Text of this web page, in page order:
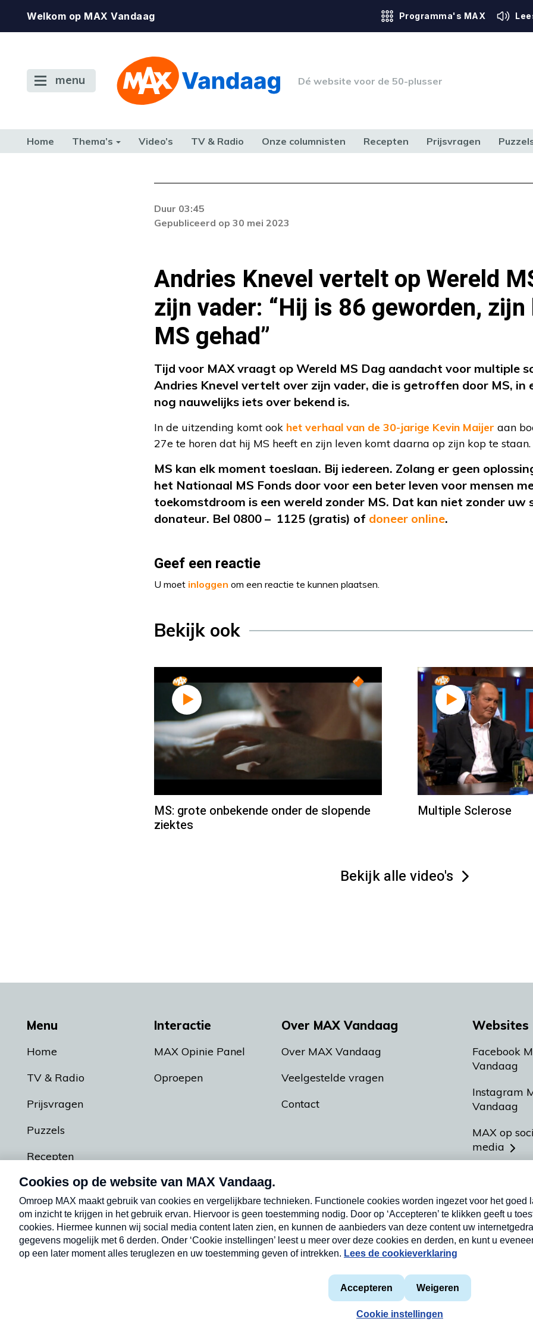
Welkom op MAX Vandaag Programma's MAX
menu Dé website voor de 50-plusser
Home Thema’s Video’s TV & Radio Onze columnisten Recepten Prijsvragen
De gewenste stream is op dit moment niet
beschikbaar. Als het probleem zich blijft voordoen,
Duur 03:45
Gepubliceerd op 30 mei 2023
Andries Knevel vertelt op Wereld
zijn vader: “Hij is 86 geworden,
MS gehad”
Tijd voor MAX vraagt op Wereld MS Dag aandacht voor multiple
Andries Knevel vertelt over zijn vader, die is getroffen door MS, in
nog nauwelijks iets over bekend is.
In de uitzending komt ook het verhaal van de 30-jarige Kevin Maijer aan
27e te horen dat hij MS heeft en zijn leven komt daarna op zijn kop te staan.
MS kan elk moment toeslaan. Bij iedereen. Zolang er geen
het Nationaal MS Fonds door voor een beter leven voor mensen
toekomstdroom is een wereld zonder MS. Dat kan niet zonder uw
donateur. Bel 0800 – 1125 (gratis) of doneer online.
Geef een reactie
U moet inloggen om een reactie te kunnen plaatsen.
Bekijk ook
MS: grote onbekende onder de slopende
ziektes
Multiple Sclerose
Bekijk alle video's
Menu
Home
TV & Radio
Prijsvragen
Puzzels
Recepten
Podcasts
Interactie
MAX Opinie Panel
Oproepen
Over MAX Vandaag
Over MAX Vandaag
Veelgestelde vragen
Contact
Websites
Facebook
Vandaag
Instagram
Vandaag
MAX op
media
Meldpunt
Heel
Privacyverklaring
Cookieverklaring